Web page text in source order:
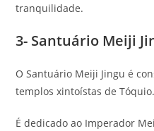
tranquilidade.
3- Santuário Meiji
O Santuário Meiji Jingu é
templos xintoístas de Tóquio.
É dedicado ao Imperador